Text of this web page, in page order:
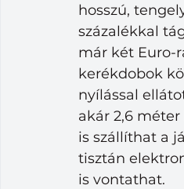
hosszú,
százalékkal
már két Euro-
kerékdobok
nyílással
akár 2,6
is szállíthat a
tisztán
is vontathat.